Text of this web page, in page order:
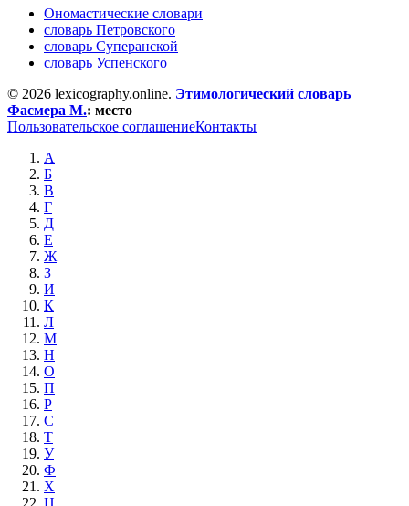
Ономастические словари
словарь Петровского
словарь Суперанской
словарь Успенского
© 2026 lexicography.online. Этимологический словарь
Фасмера М.: место
Пользовательское соглашениеКонтакты
А
Б
В
Г
Д
Е
Ж
З
И
К
Л
М
Н
О
П
Р
С
Т
У
Ф
Х